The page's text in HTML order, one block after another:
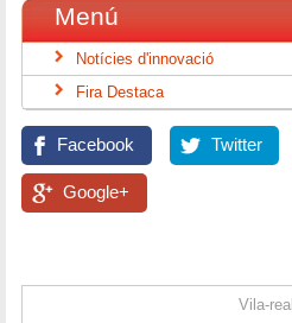
Menú
Notícies d'innovació
Fira Destaca
Facebook Twitter
Google+
Vila-real